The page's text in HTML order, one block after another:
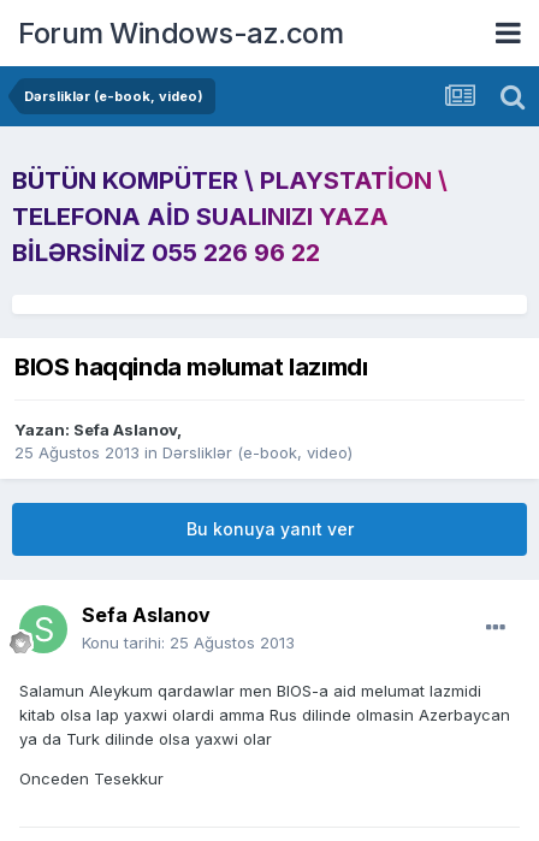
Forum Windows-az.com
Dərsliklər (e-book, video)
BÜTÜN KOMPÜTER \ PLAYSTATION \
TELEFONA AID SUALINIZI YAZA
BILƏRSINIZ 055 226 96 22
BIOS haqqinda məlumat lazımdı
Yazan: Sefa Aslanov,
25 Ağustos 2013 in Dərsliklər (e-book, video)
Bu konuya yanıt ver
Sefa Aslanov
Konu tarihi: 25 Ağustos 2013
Salamun Aleykum qardawlar men BIOS-a aid melumat lazmidi
kitab olsa lap yaxwi olardi amma Rus dilinde olmasin Azerbaycan
ya da Turk dilinde olsa yaxwi olar
Onceden Tesekkur